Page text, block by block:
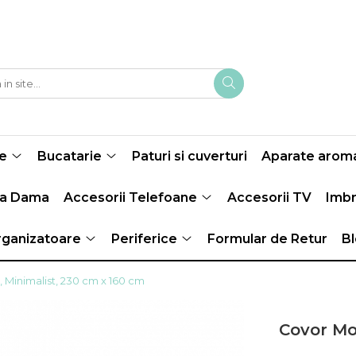
Bucatarie Paturi si cuverturi Aparate
Dama Accesorii Telefoane Accesorii TV
Periferice Formular de Retur
230 cm x 160 cm
Covor